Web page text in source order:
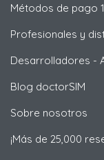
Métodos de pago
Profesionales y
Desarrolladores -
Blog doctorSIM
Sobre nosotros
¡Más de 25,000